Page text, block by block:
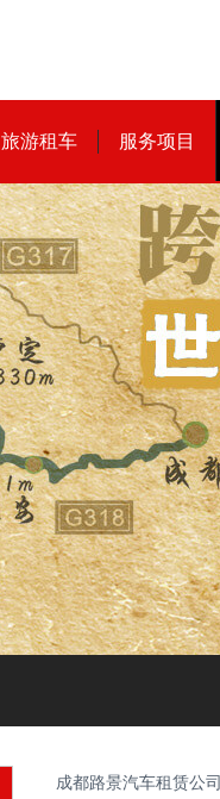
旅游租车 服务项目
成都路景汽车租赁公司